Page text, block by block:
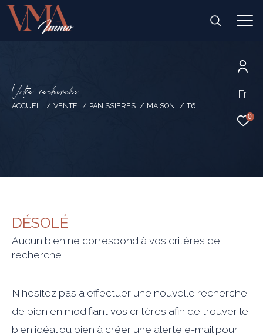
Fr
0
Votre recherche
ACCUEIL VENTE PANISSIERES MAISON T6
DÉSOLÉ
Aucun bien ne correspond à vos critères de
recherche
N'hésitez pas à effectuer une nouvelle recherche
de bien en modifiant vos critères afin de trouver le
bien idéal ou bien à créer une alerte e-mail pour